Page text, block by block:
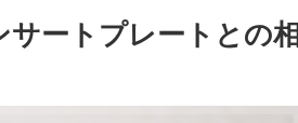
ートプレートとの相